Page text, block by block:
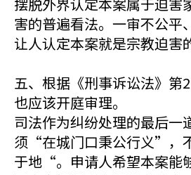
害的普遍看法。一审不公平
让人认定本案就是宗教迫害
五、根据《刑事诉讼法》第
也应该开庭审理。
司法作为纠纷处理的最后一
须“在城门口秉公行义”，
于地“。申请人希望本案能